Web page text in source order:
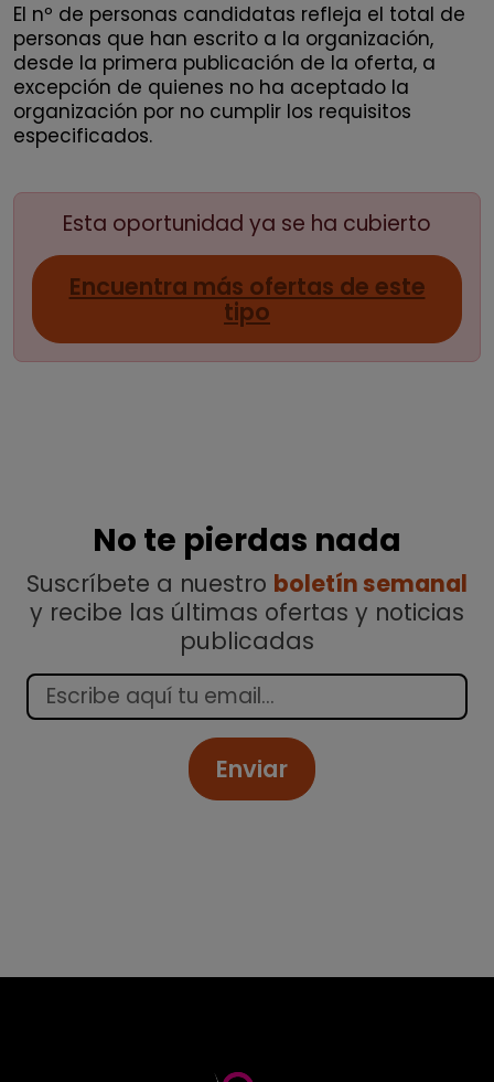
El nº de personas candidatas refleja el total de
personas que han escrito a la organización,
desde la primera publicación de la oferta, a
excepción de quienes no ha aceptado la
organización por no cumplir los requisitos
especificados.
Esta oportunidad ya se ha cubierto
Encuentra más ofertas de este
tipo
No te pierdas nada
Suscríbete a nuestro boletín semanal
y recibe las últimas ofertas y noticias
publicadas
Enviar